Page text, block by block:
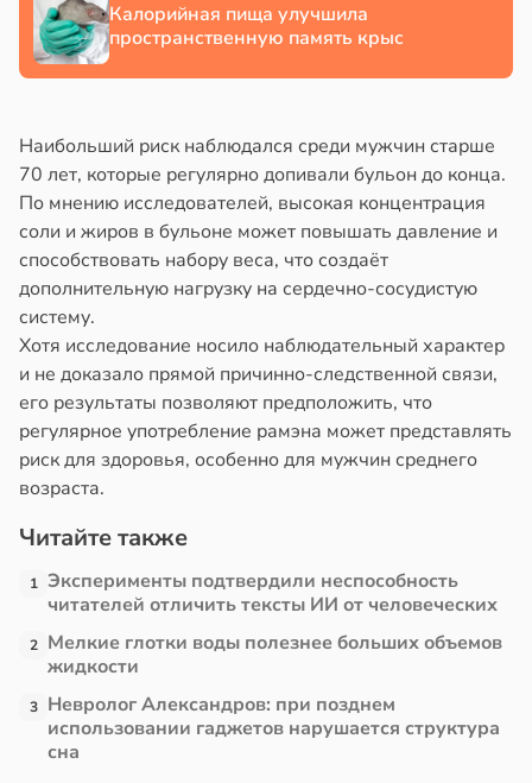
20:58
в13:38
Калорийная пища улучшила
пространственную память крыс
Наибольший риск наблюдался среди мужчин старше
70 лет, которые регулярно допивали бульон до конца.
По мнению исследователей, высокая концентрация
соли и жиров в бульоне может повышать давление и
способствовать набору веса, что создаёт
дополнительную нагрузку на сердечно-сосудистую
систему.
Хотя исследование носило наблюдательный характер
и не доказало прямой причинно-следственной связи,
его результаты позволяют предположить, что
регулярное употребление рамэна может представлять
риск для здоровья, особенно для мужчин среднего
возраста.
Читайте также
1 Эксперименты подтвердили неспособность
читателей отличить тексты ИИ от человеческих
2 Мелкие глотки воды полезнее больших объемов
жидкости
3 Невролог Александров: при позднем
использовании гаджетов нарушается структура
сна
19:20